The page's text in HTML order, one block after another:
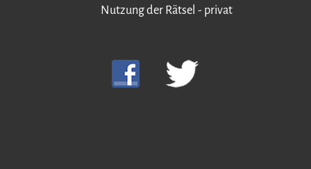
Nutzung der Rätsel - privat